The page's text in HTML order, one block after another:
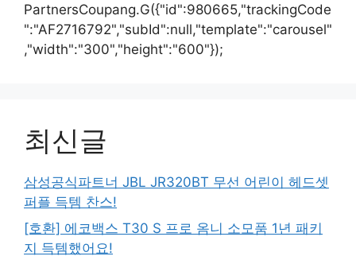
PartnersCoupang.G({"id":980665,"trackingCode
":"AF2716792","subId":null,"template":"carousel"
,"width":"300","height":"600"});
최신글
삼성공식파트너 JBL JR320BT 무선 어린이 헤드셋
퍼플 득템 찬스!
[호환] 에코백스 T30 S 프로 옴니 소모품 1년 패키
지 득템했어요!